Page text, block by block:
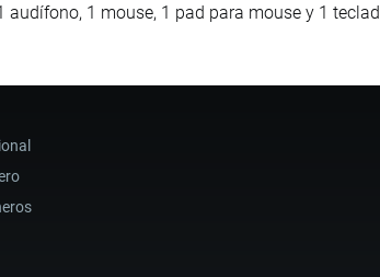
1 mouse, 1 pad para mouse y 1 teclad